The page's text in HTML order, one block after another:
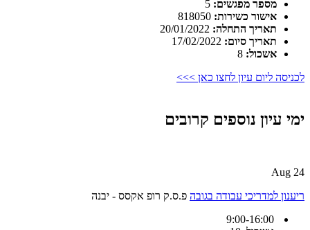
מספר מפגשים:
אישור כשירות:
תאריך התחלה:
תאריך סיום:
אשכול:
לכניסה ליום עיון לחצו כאן >>>
ימי עיון נוספים קרובים
24 Aug
ריענון למדריכי עבודה בגובה פ.ס.ק רופ אקסס - יבנה